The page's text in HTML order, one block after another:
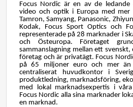
Focus Nordic är en av de
video och optik i Europa med mer
Tamron, Samyang, Panasonic,
Kodak, Focus Sport Optics och
representerade på 28 marknader i
och Östeuropa. Företaget
sammanslagning mellan ett
företag och är privatägt. Focus
på 65 miljoner euro och mer
centraliserat huvudkontor i
produktledning, marknadsföring,
med lokal marknadsexpertis i
Focus Nordic alla sina marknader
en marknad.